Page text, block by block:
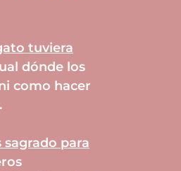
tuviera
dónde los
como hacer
para